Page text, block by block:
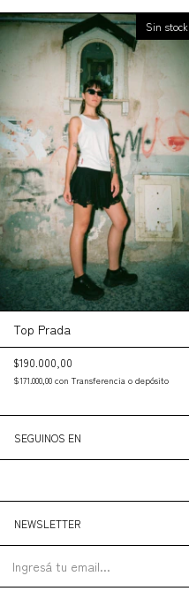
Sin stock
Top Prada
$190.000,00
$171.000,00 con Transferencia o depósito
SEGUINOS EN
NEWSLETTER